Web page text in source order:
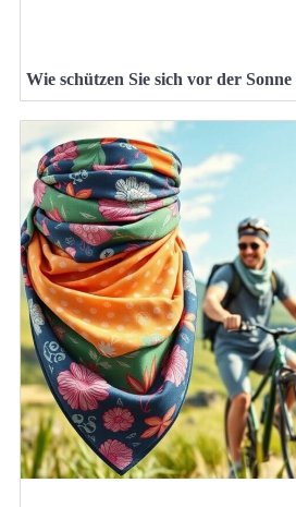
Wie schützen Sie sich vor der